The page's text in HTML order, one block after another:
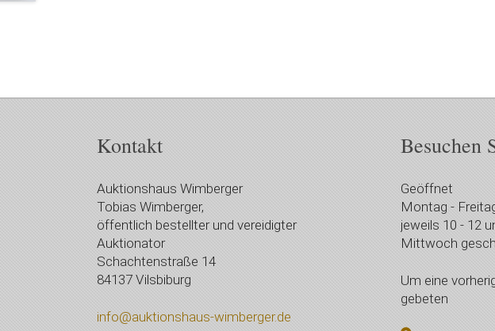
Kontakt
Auktionshaus Wimberger
Tobias Wimberger,
öffentlich bestellter und vereidigter
Auktionator
Schachtenstraße 14
84137 Vilsbiburg
info@auktionshaus-wimberger.de
Besuchen
Geöffnet
Montag -
jeweils 10 - 12
Mittwoch
Um eine
gebeten